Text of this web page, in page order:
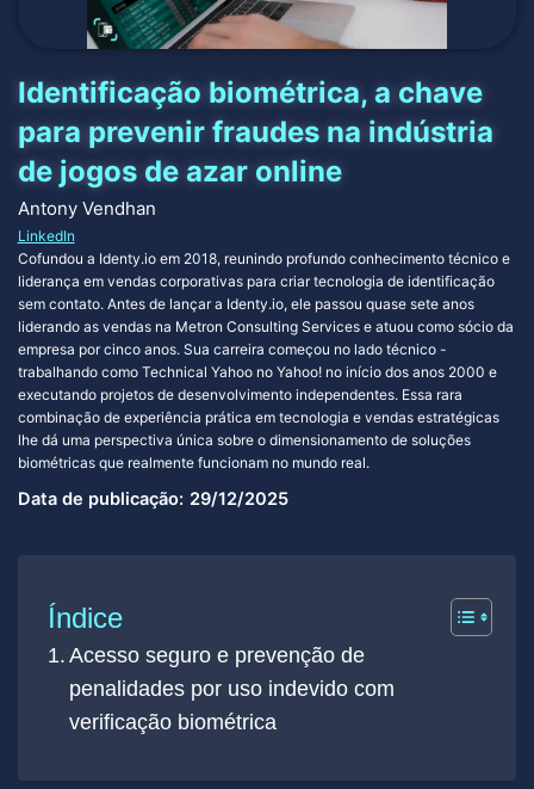
Data de publicação: 29/12/2025
Antony Vendhan
LinkedIn
Cofundou a Identy.io em 2018, reunindo profundo conhecimento técnico e
liderança em vendas corporativas para criar tecnologia de identificação
sem contato. Antes de lançar a Identy.io, ele passou quase sete anos
liderando as vendas na Metron Consulting Services e atuou como sócio da
empresa por cinco anos. Sua carreira começou no lado técnico -
trabalhando como Technical Yahoo no Yahoo! no início dos anos 2000 e
executando projetos de desenvolvimento independentes. Essa rara
combinação de experiência prática em tecnologia e vendas estratégicas
lhe dá uma perspectiva única sobre o dimensionamento de soluções
biométricas que realmente funcionam no mundo real.
Identificação biométrica, a chave
para prevenir fraudes na indústria
de jogos de azar online
Índice
Acesso seguro e prevenção de
penalidades por uso indevido com
verificação biométrica